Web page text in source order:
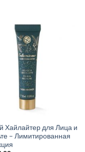
Хайлайтер для Лица и
– Лимитированная